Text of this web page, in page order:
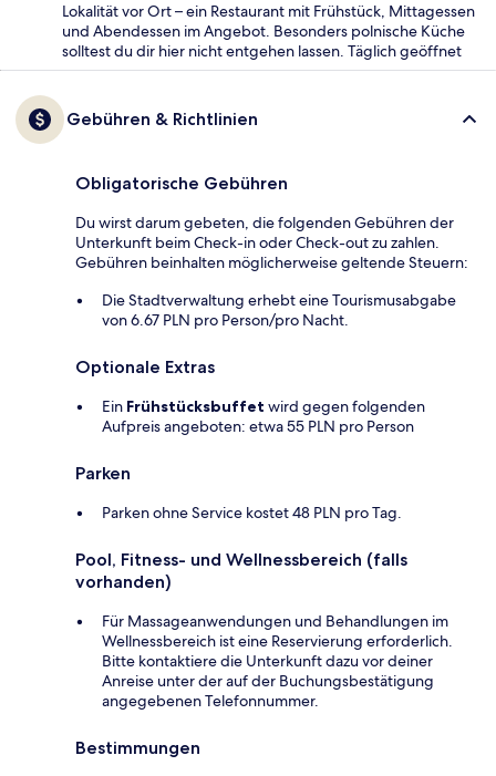
Lokalität vor Ort – ein Restaurant mit Frühstück, Mittagessen
und Abendessen im Angebot. Besonders polnische Küche
solltest du dir hier nicht entgehen lassen. Täglich geöffnet
Gebühren & Richtlinien
Obligatorische Gebühren
Du wirst darum gebeten, die folgenden Gebühren der
Unterkunft beim Check-in oder Check-out zu zahlen.
Gebühren beinhalten möglicherweise geltende Steuern:
Die Stadtverwaltung erhebt eine Tourismusabgabe
von 6.67 PLN pro Person/pro Nacht.
Optionale Extras
Ein Frühstücksbuffet wird gegen folgenden
Aufpreis angeboten: etwa 55 PLN pro Person
Parken
Parken ohne Service kostet 48 PLN pro Tag.
Pool, Fitness- und Wellnessbereich (falls
vorhanden)
Für Massageanwendungen und Behandlungen im
Wellnessbereich ist eine Reservierung erforderlich.
Bitte kontaktiere die Unterkunft dazu vor deiner
Anreise unter der auf der Buchungsbestätigung
angegebenen Telefonnummer.
Bestimmungen